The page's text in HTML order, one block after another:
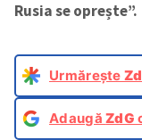
Rusia se oprește”.
Urmărește
AdaugăZdG